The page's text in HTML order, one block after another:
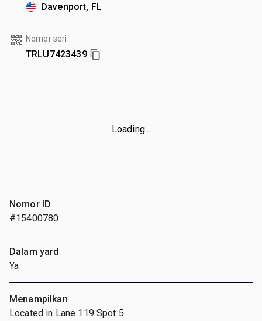
Davenport, FL
Nomor seri
TRLU7423439
Loading...
Nomor ID
#15400780
Dalam yard
Ya
Menampilkan
Located in Lane 119 Spot 5